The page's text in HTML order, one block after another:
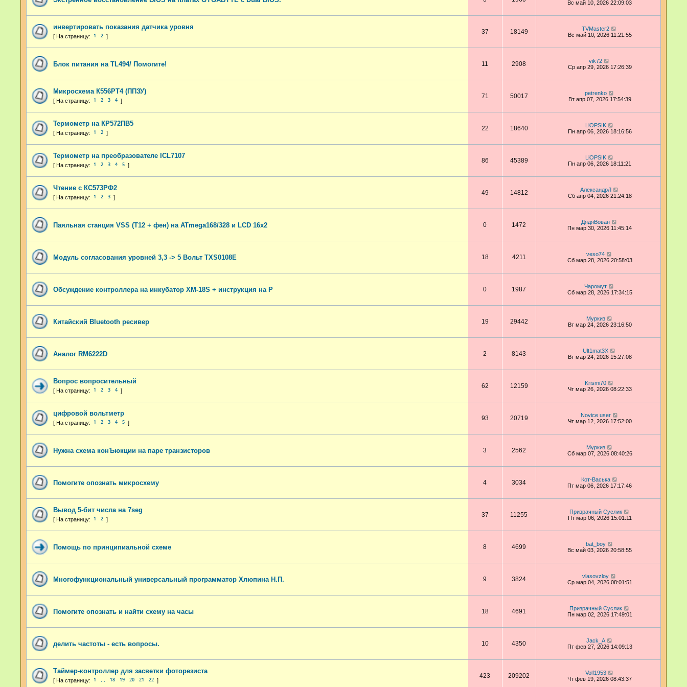
Вс май 10, 2026 22:09:03
инвертировать показания датчика уровня
1 2
37 18149
TVMaster2
Вс май 10, 2026 11:21:55
Блок питания на TL494/ Помогите! 11 2908
vik72
Ср апр 29, 2026 17:26:39
Микросхема К556РТ4 (ППЗУ)
1 2 3 4
71 50017
petrenko
Вт апр 07, 2026 17:54:39
Термометр на КР572ПВ5
1 2
22 18640
LiOPSIK
Пн апр 06, 2026 18:16:56
Термометр на преобразователе ICL7107
1 2 3 4 5
86 45389
LiOPSIK
Пн апр 06, 2026 18:11:21
Чтение с КС573РФ2
1 2 3
49 14812
АлександрЛ
Сб апр 04, 2026 21:24:18
Паяльная станция VSS (T12 + фен) на ATmega168/328 и LCD 16x2 0 1472
ДядяВован
Пн мар 30, 2026 11:45:14
Модуль согласования уровней 3,3 -> 5 Вольт TXS0108E 18 4211
veso74
Сб мар 28, 2026 20:58:03
Обсуждение контроллера на инкубатор XM-18S + инструкция на Р 0 1987
Чаромут
Сб мар 28, 2026 17:34:15
Китайский Bluetooth ресивер 19 29442
Муркиз
Вт мар 24, 2026 23:16:50
Аналог RM6222D 2 8143
Ult1mat3X
Вт мар 24, 2026 15:27:08
Вопрос вопросительный
1 2 3 4
62 12159
Krismi70
Чт мар 26, 2026 08:22:33
цифровой вольтметр
1 2 3 4 5
93 20719
Novice user
Чт мар 12, 2026 17:52:00
Нужна схема конЪюкции на паре транзисторов 3 2562
Муркиз
Сб мар 07, 2026 08:40:26
Помогите опознать микросхему 4 3034
Кот-Васька
Пт мар 06, 2026 17:17:46
Вывод 5-бит числа на 7seg
1 2
37 11255
Призрачный Суслик
Пт мар 06, 2026 15:01:11
Помощь по принципиальной схеме 8 4699
bat_boy
Вс май 03, 2026 20:58:55
Многофункциональный универсальный программатор Хлюпина Н.П. 9 3824
vlasovzloy
Ср мар 04, 2026 08:01:51
Помогите опознать и найти схему на часы 18 4691
Призрачный Суслик
Пн мар 02, 2026 17:49:01
делить частоты - есть вопросы. 10 4350
Jack_A
Пт фев 27, 2026 14:09:13
Таймер-контроллер для засветки фоторезиста
1 18 19 20 21 22
423 209202
Volf1953
Чт фев 19, 2026 08:43:37